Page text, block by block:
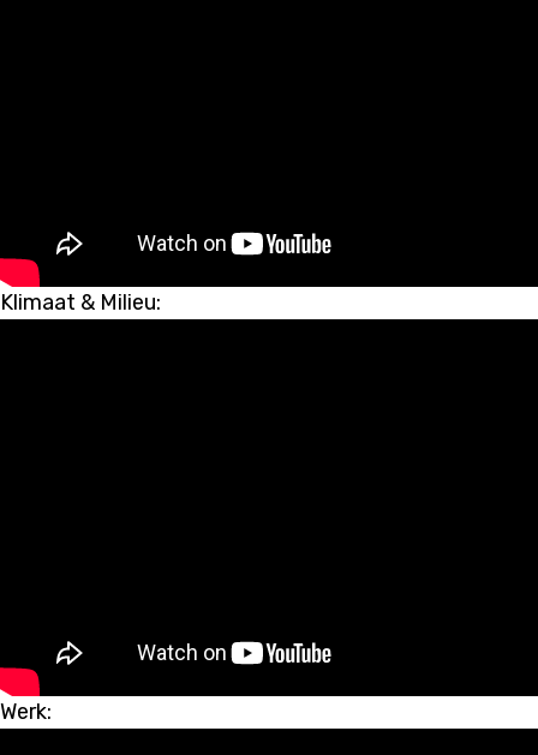
Klimaat & Milieu:
Werk: